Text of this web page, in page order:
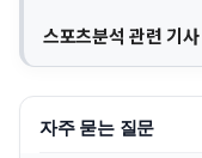
스포츠분석 관련 기
자주 묻는 질문